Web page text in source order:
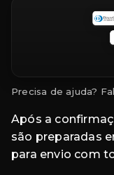
Precisa de ajuda?
Após a
são preparadas
para envio com